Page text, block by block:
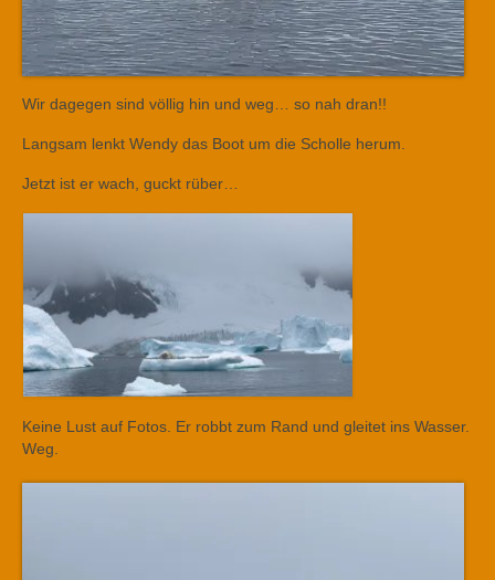
Wir dagegen sind völlig hin und weg… so nah dran!!
Langsam lenkt Wendy das Boot um die Scholle herum.
Jetzt ist er wach, guckt rüber…
Keine Lust auf Fotos. Er robbt zum Rand und gleitet ins Wasser.
Weg.